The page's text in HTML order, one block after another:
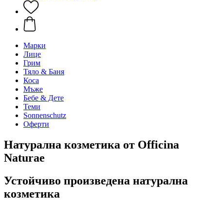
Марки
Лице
Грим
Тяло & Баня
Коса
Мъже
Бебе & Дете
Теми
Sonnenschutz
Оферти
Натурална козметика от Officina
Naturae
Устойчиво произведена натурална
козметика